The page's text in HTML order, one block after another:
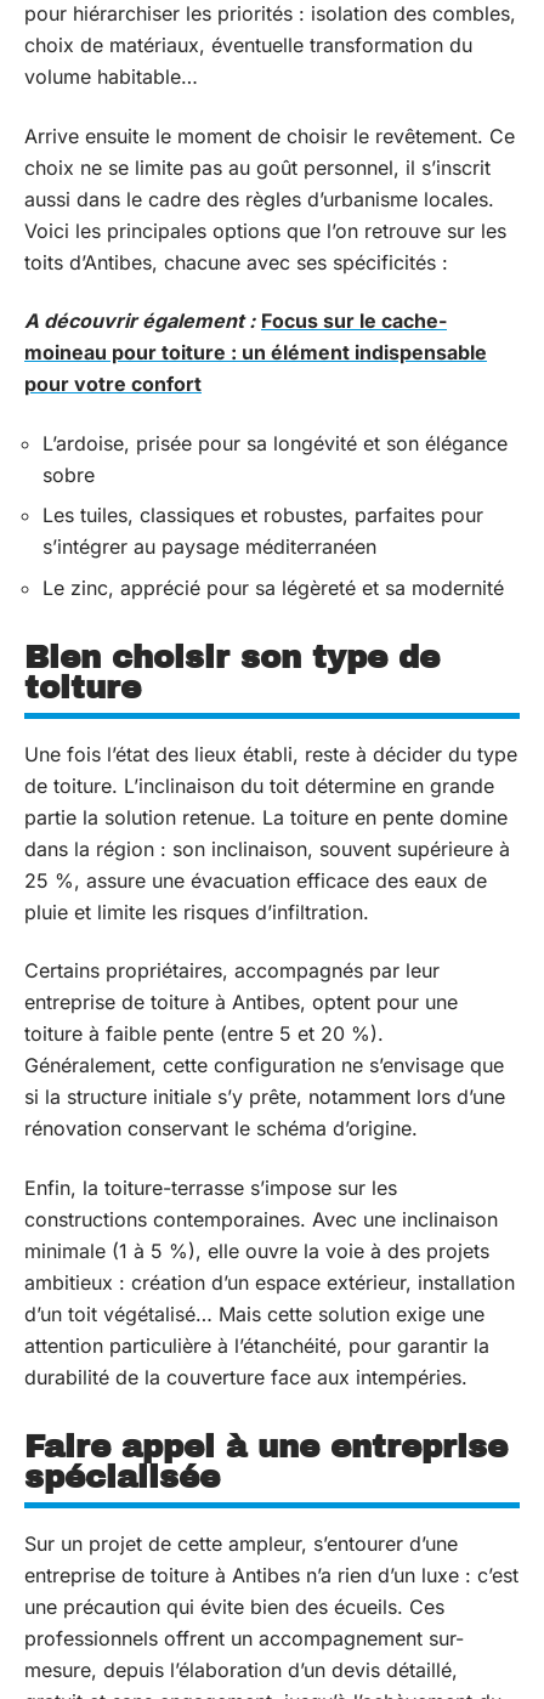
pour hiérarchiser les priorités : isolation des combles,
choix de matériaux, éventuelle transformation du
volume habitable…
Arrive ensuite le moment de choisir le revêtement. Ce
choix ne se limite pas au goût personnel, il s’inscrit
aussi dans le cadre des règles d’urbanisme locales.
Voici les principales options que l’on retrouve sur les
toits d’Antibes, chacune avec ses spécificités :
A découvrir également : Focus sur le cache-
moineau pour toiture : un élément indispensable
pour votre confort
L’ardoise, prisée pour sa longévité et son élégance
sobre
Les tuiles, classiques et robustes, parfaites pour
s’intégrer au paysage méditerranéen
Le zinc, apprécié pour sa légèreté et sa modernité
Bien choisir son type de
toiture
Une fois l’état des lieux établi, reste à décider du type
de toiture. L’inclinaison du toit détermine en grande
partie la solution retenue. La toiture en pente domine
dans la région : son inclinaison, souvent supérieure à
25 %, assure une évacuation efficace des eaux de
pluie et limite les risques d’infiltration.
Certains propriétaires, accompagnés par leur
entreprise de toiture à Antibes, optent pour une
toiture à faible pente (entre 5 et 20 %).
Généralement, cette configuration ne s’envisage que
si la structure initiale s’y prête, notamment lors d’une
rénovation conservant le schéma d’origine.
Enfin, la toiture-terrasse s’impose sur les
constructions contemporaines. Avec une inclinaison
minimale (1 à 5 %), elle ouvre la voie à des projets
ambitieux : création d’un espace extérieur, installation
d’un toit végétalisé… Mais cette solution exige une
attention particulière à l’étanchéité, pour garantir la
durabilité de la couverture face aux intempéries.
Faire appel à une entreprise
spécialisée
Sur un projet de cette ampleur, s’entourer d’une
entreprise de toiture à Antibes n’a rien d’un luxe : c’est
une précaution qui évite bien des écueils. Ces
professionnels offrent un accompagnement sur-
mesure, depuis l’élaboration d’un devis détaillé,